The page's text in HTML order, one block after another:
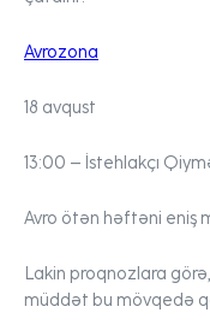
Avrozona
18 avqust
13:00 – İstehlakçı
Avro ötən həftəni eniş
Lakin proqnozlara
müddət bu mövqedə